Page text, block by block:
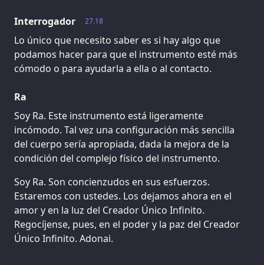
27.18
Interrogador
Lo único que necesito saber es si hay algo que
podamos hacer para que el instrumento esté más
cómodo o para ayudarla a ella o al contacto.
Ra
Soy Ra. Este instrumento está ligeramente
incómodo. Tal vez una configuración más sencilla
del cuerpo sería apropiada, dada la mejora de la
condición del complejo físico del instrumento.
Soy Ra. Son concienzudos en sus esfuerzos.
Estaremos con ustedes. Los dejamos ahora en el
amor y en la luz del Creador Único Infinito.
Regocíjense, pues, en el poder y la paz del Creador
Único Infinito. Adonai.